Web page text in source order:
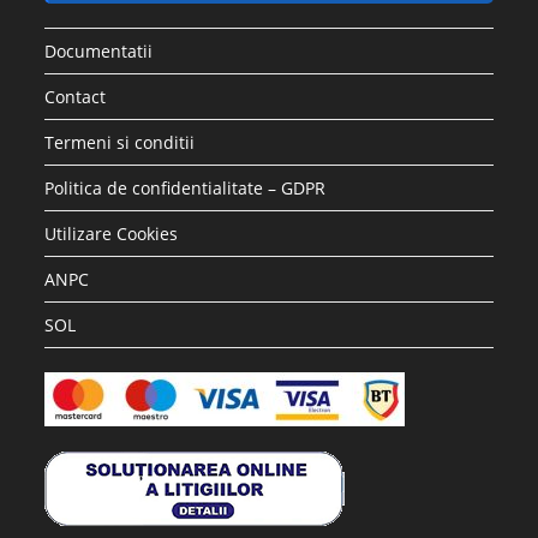
Documentatii
Contact
Termeni si conditii
Politica de confidentialitate – GDPR
Utilizare Cookies
ANPC
SOL